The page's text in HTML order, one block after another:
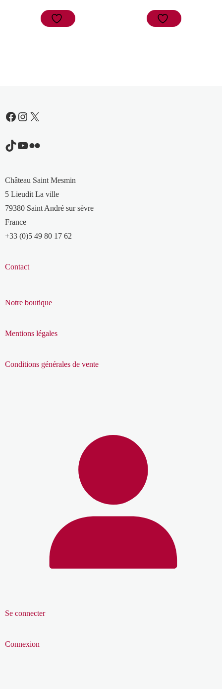
Facebook
Instagram
X
TikTok
YouTube
Flickr
Château Saint Mesmin
5 Lieudit La ville
79380 Saint André sur sèvre
France
+33 (0)5 49 80 17 62
Contact
Notre boutique
Mentions légales
Conditions générales de vente
Se connecter
Connexion